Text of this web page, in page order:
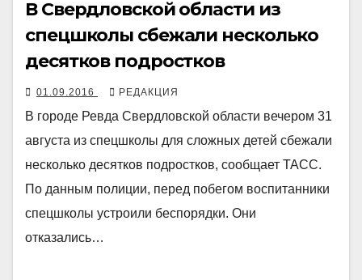
В Свердловской области из
спецшколы сбежали несколько
десятков подростков
01.09.2016 РЕДАКЦИЯ
В городе Ревда Свердловской области вечером 31
августа из спецшколы для сложных детей сбежали
несколько десятков подростков, сообщает ТАСС.
По данным полиции, перед побегом воспитанники
спецшколы устроили беспорядки. Они
отказались…